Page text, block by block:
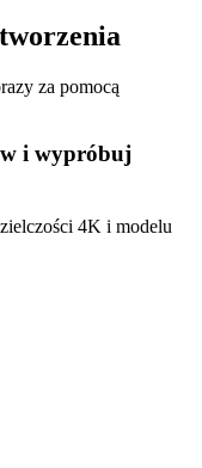
za pomocą
i wypróbuj
4K i modelu